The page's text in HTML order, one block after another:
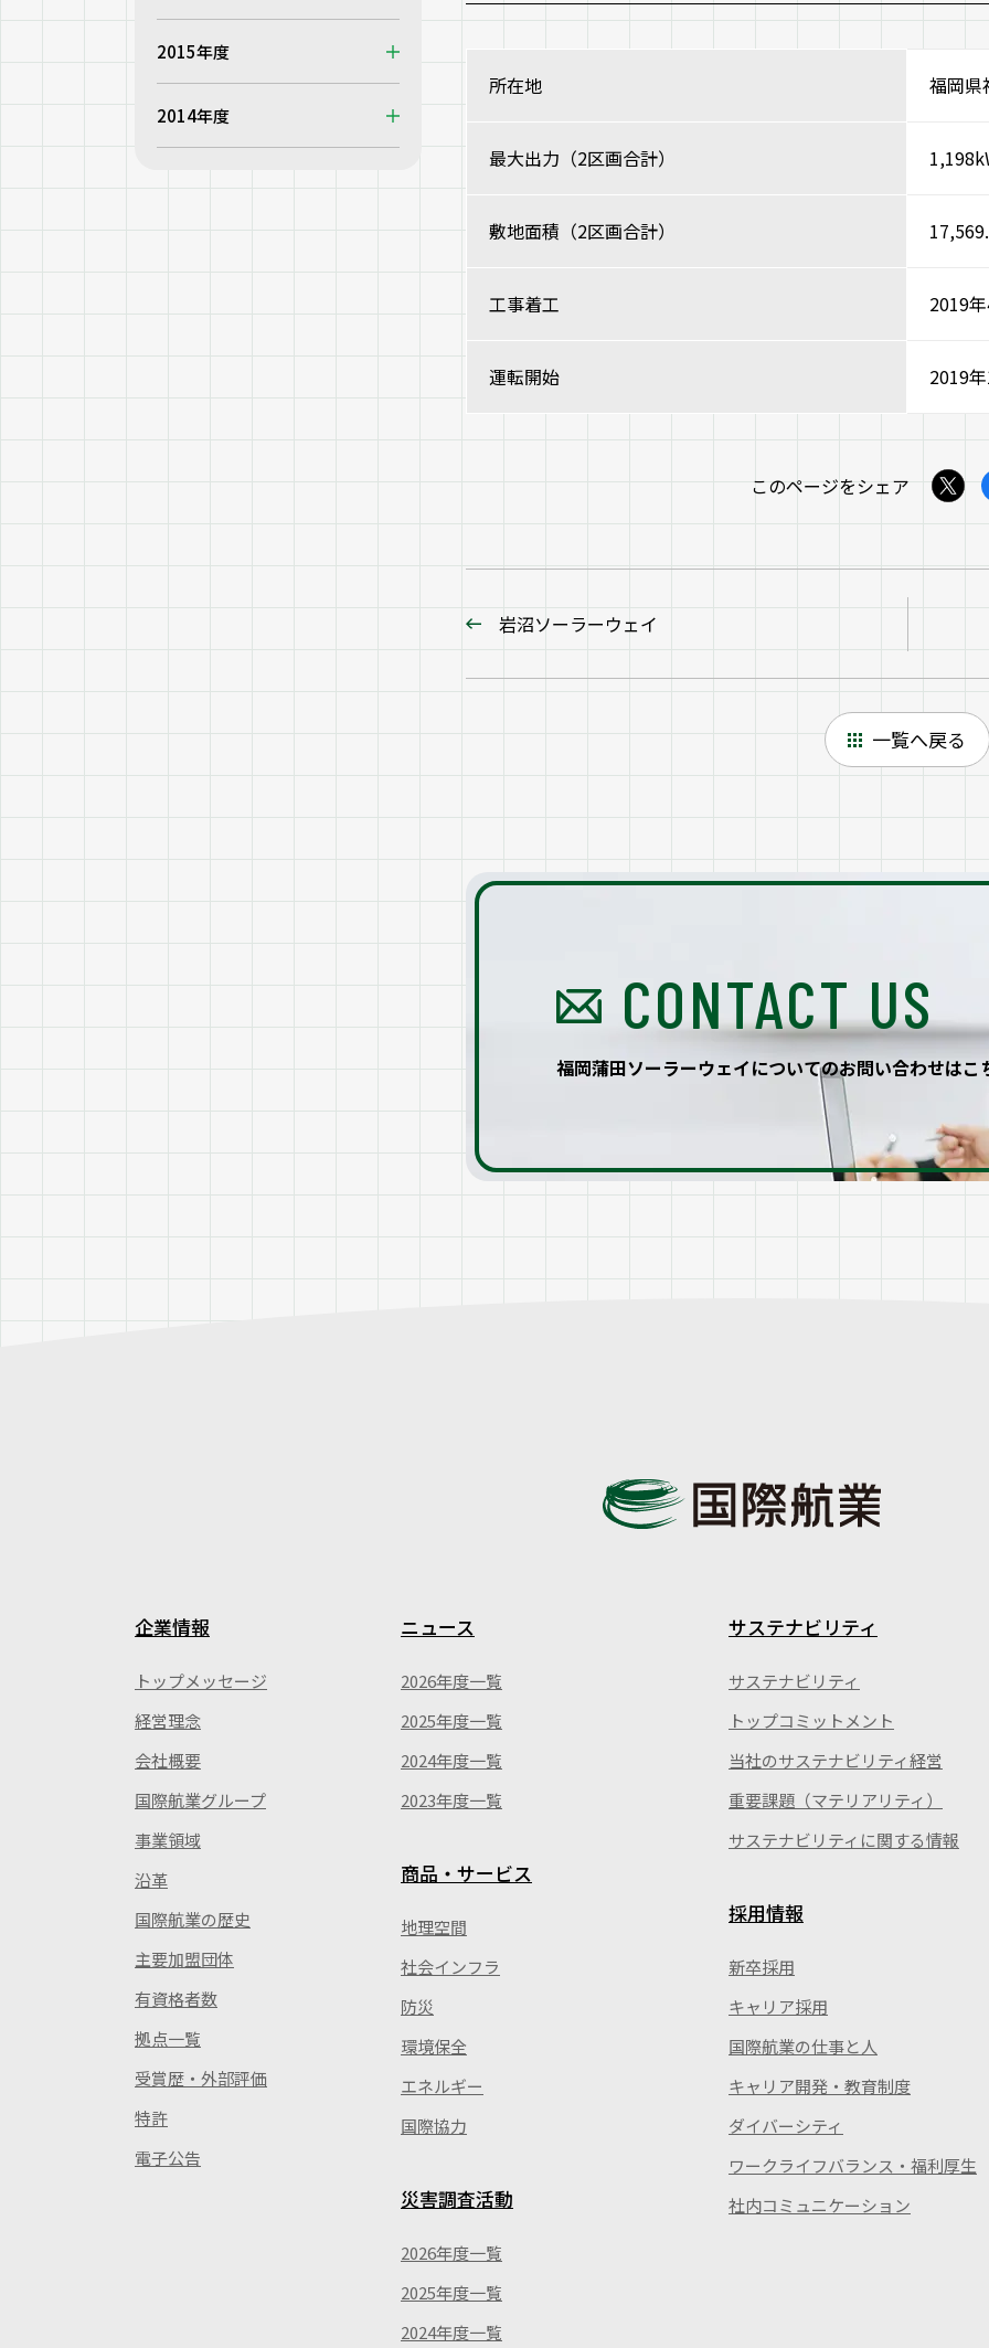
所在地 福岡県
最大出力（2区画合計）
敷地面積（2区画合計）
工事着工 2019
運転開始 2019
このページをシェア
岩沼ソーラーウェイ
一覧へ戻る
CONTACT US
福岡蒲田ソーラーウェイについてのお問い合わせはこ
2015年度
2014年度
企業情報
トップメッセージ
経営理念
会社概要
国際航業グループ
事業領域
沿革
国際航業の歴史
主要加盟団体
有資格者数
拠点一覧
受賞歴・外部評価
特許
電子公告
ニュース
2026年度一覧
2025年度一覧
2024年度一覧
2023年度一覧
商品・サービス
地理空間
社会インフラ
防災
環境保全
エネルギー
国際協力
災害調査活動
2026年度一覧
2025年度一覧
2024年度一覧
サステナビリティ
サステナビリティ
トップコミットメント
当社のサステナビリティ経営
重要課題（マテリアリティ）
サステナビリティに関する情報
採用情報
新卒採用
キャリア採用
国際航業の仕事と人
キャリア開発・教育制度
ダイバーシティ
ワークライフバランス・福利厚生
社内コミュニケーション